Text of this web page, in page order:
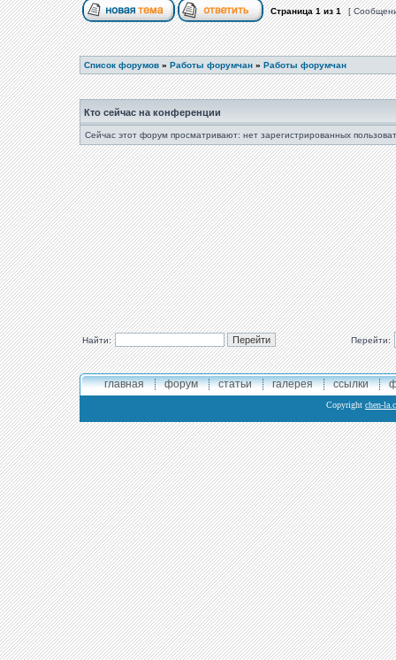
Страница1из1 [
Список форумов » Работы форумчан » Работы форумчан
Кто сейчас на конференции
Сейчас этот форум просматривают: нет зарегистрированных
Найти: Перейти:
главная форум статьи галерея ссылки
Copyright chen-